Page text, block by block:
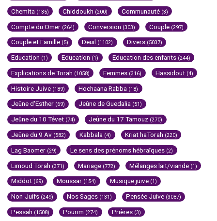
Chemita (135) Chiddoukh (200) Communauté (3)
Compte du Omer (264) Conversion (303) Couple (297)
Couple et Famille (5) Deuil (1102) Divers (5037)
Education (1) Education (1) Education des enfants (244)
Explications de Torah (1058) Femmes (316) Hassidout (4)
Histoire Juive (189) Hochaana Rabba (18)
Jeûne d'Esther (69) Jeûne de Guedalia (51)
Jeûne du 10 Tévet (74) Jeûne du 17 Tamouz (270)
Jeûne du 9 Av (582) Kabbala (4) Kriat haTorah (220)
Lag Baomer (29) Le sens des prénoms hébraïques (2)
Limoud Torah (371) Mariage (772) Mélanges lait/viande (1)
Middot (69) Moussar (154) Musique juive (1)
Non-Juifs (249) Nos Sages (131) Pensée Juive (3087)
Pessah (1508) Pourim (274) Prières (3)